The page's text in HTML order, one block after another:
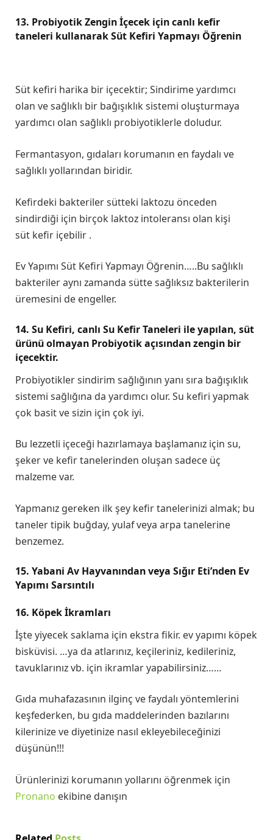
13. Probiyotik Zengin İçecek için canlı kefir
taneleri kullanarak Süt Kefiri Yapmayı Öğrenin
Süt kefiri harika bir içecektir; Sindirime yardımcı
olan ve sağlıklı bir bağışıklık sistemi oluşturmaya
yardımcı olan sağlıklı probiyotiklerle doludur.
Fermantasyon, gıdaları korumanın en faydalı ve
sağlıklı yollarından biridir.
Kefirdeki bakteriler sütteki laktozu önceden
sindirdiği için birçok laktoz intoleransı olan kişi
süt kefir içebilir .
Ev Yapımı Süt Kefiri Yapmayı Öğrenin…..Bu sağlıklı
bakteriler aynı zamanda sütte sağlıksız bakterilerin
üremesini de engeller.
14. Su Kefiri, canlı Su Kefir Taneleri ile yapılan, süt
ürünü olmayan Probiyotik açısından zengin bir
içecektir.
Probiyotikler sindirim sağlığının yanı sıra bağışıklık
sistemi sağlığına da yardımcı olur. Su kefiri yapmak
çok basit ve sizin için çok iyi.
Bu lezzetli içeceği hazırlamaya başlamanız için su,
şeker ve kefir tanelerinden oluşan sadece üç
malzeme var.
Yapmanız gereken ilk şey kefir tanelerinizi almak; bu
taneler tipik buğday, yulaf veya arpa tanelerine
benzemez.
15. Yabani Av Hayvanından veya Sığır Eti’nden Ev
Yapımı Sarsıntılı
16. Köpek İkramları
İşte yiyecek saklama için ekstra fikir. ev yapımı köpek
bisküvisi. …ya da atlarınız, keçileriniz, kedileriniz,
tavuklarınız vb. için ikramlar yapabilirsiniz……
Gıda muhafazasının ilginç ve faydalı yöntemlerini
keşfederken, bu gıda maddelerinden bazılarını
kilerinize ve diyetinize nasıl ekleyebileceğinizi
düşünün!!!
Ürünlerinizi korumanın yollarını öğrenmek için
Pronano ekibine danışın